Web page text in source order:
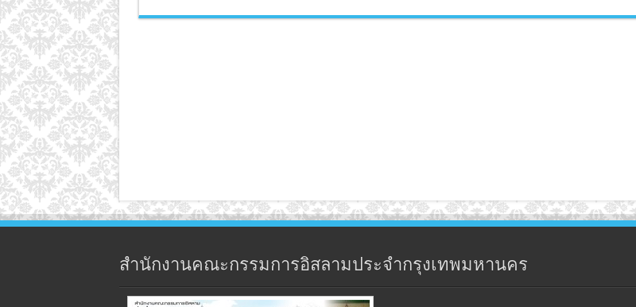
สำนักงานคณะกรรมการอิสลามประจำกรุงเทพมหานคร